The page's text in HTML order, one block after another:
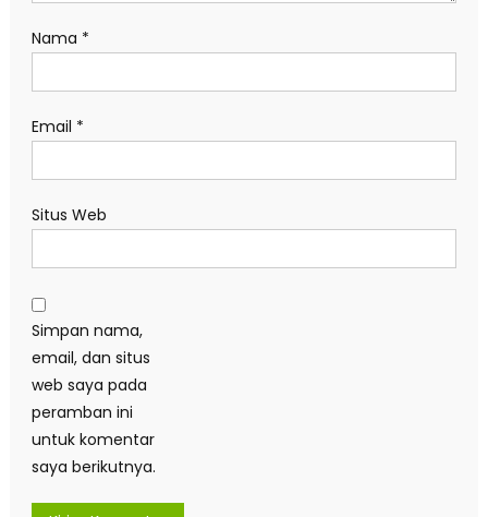
Nama *
Email *
Situs Web
Simpan nama,
email, dan situs
web saya pada
peramban ini
untuk komentar
saya berikutnya.